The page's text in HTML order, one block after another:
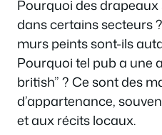
Pourquoi des
dans certains secteurs
murs peints sont-ils
Pourquoi tel pub a une
british” ? Ce sont des
d’appartenance,
et aux récits locaux.